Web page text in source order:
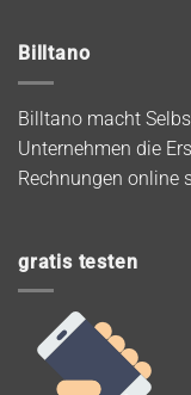
Billtano
Billtano macht
Unternehmen die
Rechnungen online
gratis testen